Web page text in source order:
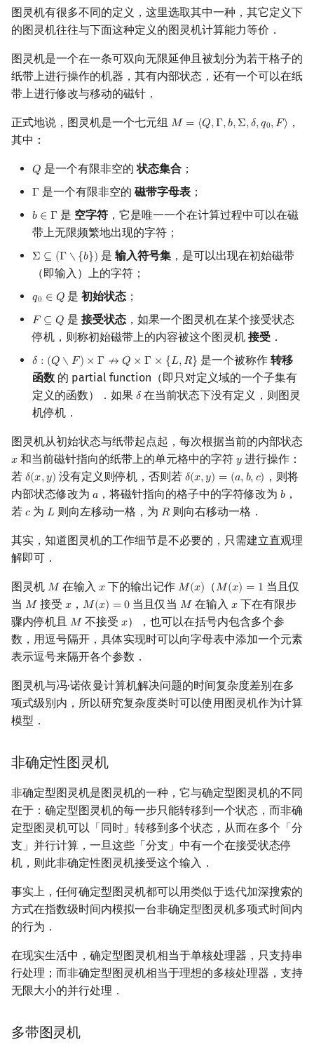
二次域
Weakly polynomial time 弱
Pseudo-polynomial time
伪多项式时间
可构造函数
时间可构造函数
空间可构造函数
复杂度类之间的关系
时间谱系定理
确定性时间谱系定理
非确定性时间谱系定理
空间谱系定理
萨维奇定理
P?=NP
参考资料
图灵机有很多不同的定义，这里选取其中一种，其它定义下
的图灵机往往与下面这种定义的图灵机计算能力等价．
图灵机是一个在一条可双向无限延伸且被划分为若干格子的
纸带上进行操作的机器，其有内部状态，还有一个可以在纸
带上进行修改与移动的磁针．
正式地说，图灵机是一个七元组 𝑀 = ⟨𝑄,Γ,𝑏,Σ,𝛿,𝑞0,𝐹⟩
M= ⟨Q ,Γ,b,Σ,δ,q0,F⟩
，
其中：
𝑄
Q 是一个有限非空的状态集合；
Γ
Γ 是一个有限非空的 磁带字母表 ；
𝑏 ∈ Γ
b ∈ Γ 是 空字符 ，它是唯一一个在计算过程中可以在磁
带上无限频繁地出现的字符；
Σ ⊆ (Γ ∖ {𝑏})
Σ⊆(Γ ∖{b} ) 是输入符号集 ，是可以出现在初始磁带
（即输入）上的字符；
𝑞0 ∈ 𝑄
q0 ∈ Q 是初始状态 ；
𝐹 ⊆ 𝑄
F⊆Q 是 接受状态，如果一个图灵机在某个接受状态
停机，则称初始磁带上的内容被这个图灵机 接受 ．
𝛿 : (𝑄 ∖ 𝐹) × Γ ↛ 𝑄 × Γ × {𝐿,𝑅}
δ ( Q∖F)×Γ↛Q ×Γ ×{L ,R } 是一个被称作转移
函数 的 partial function（即只对定义域的一个子集有
定义的函数）．如果 𝛿
δ 在当前状态下没有定义，则图灵
机停机．
图灵机从初始状态与纸带起点起，每次根据当前的内部状态
𝑥
x 和当前磁针指向的纸带上的单元格中的字符𝑦
y进行操作：
若 𝛿(𝑥,𝑦)
δ(x,y) 没有定义则停机，否则若 𝛿(𝑥,𝑦) = (𝑎,𝑏,𝑐)
δ(x,y)= (a, b,c )
，则将
内部状态修改为 𝑎
a ，将磁针指向的格子中的字符修改为𝑏
b ，
若 𝑐
c为 𝐿
L则向左移动一格，为 𝑅
R则向右移动一格．
其实，知道图灵机的工作细节是不必要的，只需建立直观理
解即可．
图灵机 𝑀
M 在输入 𝑥
x下的输出记作 𝑀(𝑥)
M(x) （𝑀(𝑥) = 1
M(x)= 1
当且仅
当 𝑀
M 接受 𝑥
x， 𝑀(𝑥) = 0
M(x)= 0 当且仅当𝑀
M 在输入𝑥
x 下在有限步
骤内停机且 𝑀
M 不接受 𝑥
x），也可以在括号内包含多个参
数，用逗号隔开，具体实现时可以向字母表中添加一个元素
表示逗号来隔开各个参数．
图灵机与冯·诺依曼计算机解决问题的时间复杂度差别在多
项式级别内，所以研究复杂度类时可以使用图灵机作为计算
模型．
非确定性图灵机
非确定型图灵机是图灵机的一种，它与确定型图灵机的不同
在于：确定型图灵机的每一步只能转移到一个状态，而非确
定型图灵机可以「同时」转移到多个状态，从而在多个「分
支」并行计算，一旦这些「分支」中有一个在接受状态停
机，则此非确定性图灵机接受这个输入．
事实上，任何确定型图灵机都可以用类似于迭代加深搜索的
方式在指数级时间内模拟一台非确定型图灵机多项式时间内
的行为．
在现实生活中，确定型图灵机相当于单核处理器，只支持串
行处理；而非确定型图灵机相当于理想的多核处理器，支持
无限大小的并行处理．
多带图灵机